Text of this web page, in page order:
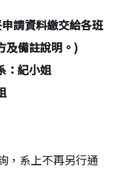
請資料繳交給各班
及備註說明。)
小姐
，系上不再另行通